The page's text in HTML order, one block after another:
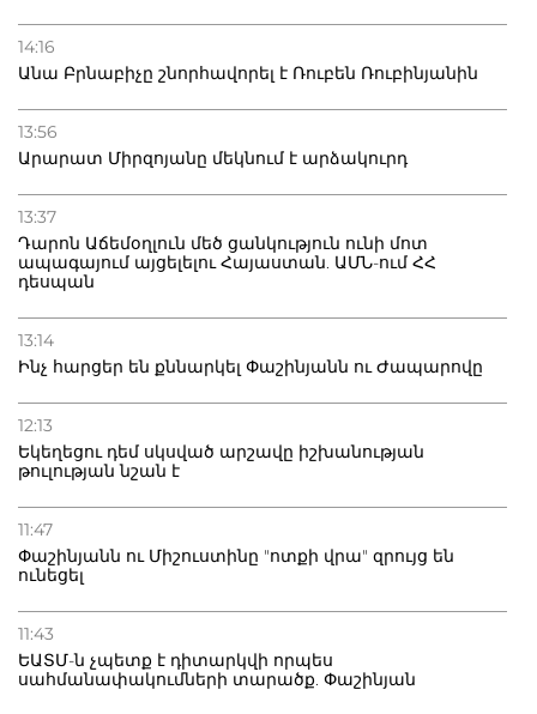
14:16
Անա Բրնաբիչը շնորհավորել է Ռուբեն Ռուբինյանին
13:56
Արարատ Միրզոյանը մեկնում է արձակուրդ
13:37
Դարոն Աճեմօղլուն մեծ ցանկություն ունի մոտ
ապագայում այցելելու Հայաստան. ԱՄՆ-ում ՀՀ
դեսպան
13:14
Ինչ հարցեր են քննարկել Փաշինյանն ու Ժապարովը
12:13
Եկեղեցու դեմ սկսված արշավը իշխանության
թուլության նշան է
11:47
Փաշինյանն ու Միշուստինը "ոտքի վրա" զրույց են
ունեցել
11:43
ԵԱՏՄ-ն չպետք է դիտարկվի որպես
սահմանափակումների տարածք. Փաշինյան